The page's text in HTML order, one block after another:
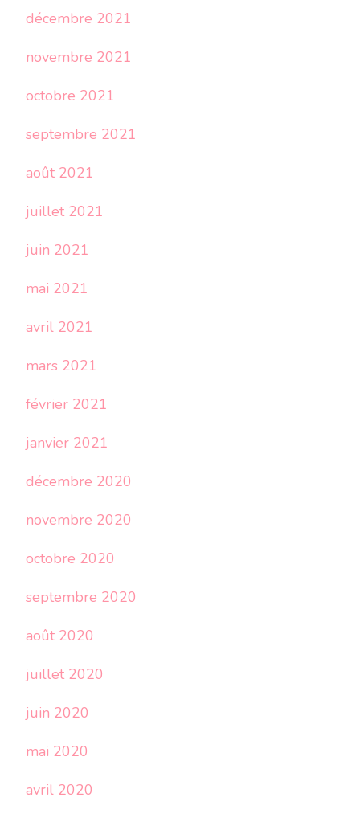
décembre 2021
novembre 2021
octobre 2021
septembre 2021
août 2021
juillet 2021
juin 2021
mai 2021
avril 2021
mars 2021
février 2021
janvier 2021
décembre 2020
novembre 2020
octobre 2020
septembre 2020
août 2020
juillet 2020
juin 2020
mai 2020
avril 2020